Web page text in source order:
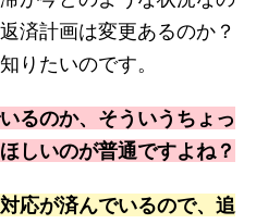
済計画は変更あるのか？
りたいのです。
るのか、そういうちょっ
しいのが普通ですよね？
応が済んでいるので、追